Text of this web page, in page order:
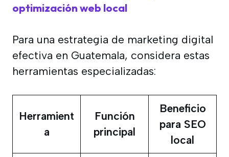
optimización web local
Para una estrategia de marketing digital
efectiva en Guatemala, considera estas
herramientas especializadas:
Herramient
a
Función
principal
Beneficio
para SEO
local